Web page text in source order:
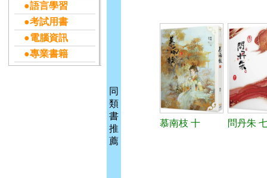
●語言學習
●考試用書
●電腦資訊
●專業書籍
同
類
書
推
薦
慕南枝 十 問丹朱